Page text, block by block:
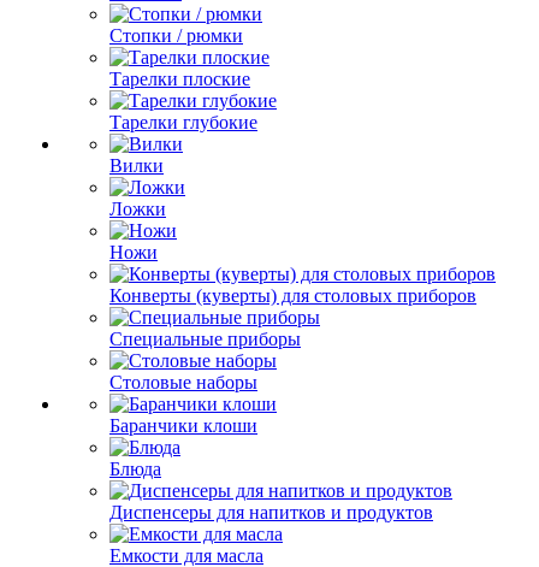
Стопки / рюмки
Тарелки плоские
Тарелки глубокие
Вилки
Ложки
Ножи
Конверты (куверты) для столовых приборов
Специальные приборы
Столовые наборы
Баранчики клоши
Блюда
Диспенсеры для напитков и продуктов
Емкости для масла